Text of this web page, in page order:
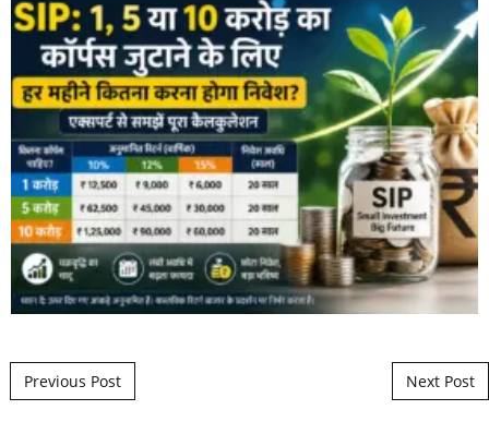
Post navigation
Previous Post Next Post